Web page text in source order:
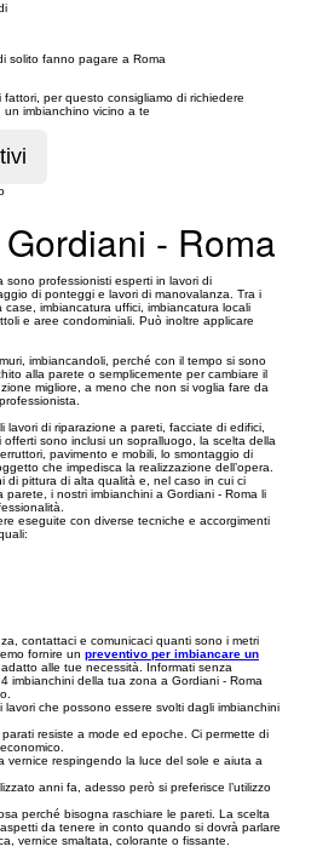
solito fanno pagare a Roma
per questo consigliamo di richiedere
imbianchino vicino a te
- Roma
sono professionisti esperti in lavori di
di ponteggi e lavori di manovalanza. Tra i
imbiancatura uffici, imbiancatura locali
e aree condominiali. Può inoltre applicare
imbiancandoli, perché con il tempo si sono
alla parete o semplicemente per cambiare il
migliore, a meno che non si voglia fare da
lavori di riparazione a pareti, facciate di edifici,
offerti sono inclusi un sopralluogo, la scelta della
pavimento e mobili, lo smontaggio di
che impedisca la realizzazione dell’opera.
di pittura di alta qualità e, nel caso in cui ci
parete, i nostri imbianchini a Gordiani - Roma li
eseguite con diverse tecniche e accorgimenti
contattaci e comunicaci quanti sono i metri
fornire un preventivo per imbiancare un
alle tue necessità. Informati senza
imbianchini della tua zona a Gordiani - Roma
lavori che possono essere svolti dagli imbianchini
resiste a mode ed epoche. Ci permette di
vernice respingendo la luce del sole e aiuta a
anni fa, adesso però si preferisce l’utilizzo
perché bisogna raschiare le pareti. La scelta
da tenere in conto quando si dovrà parlare
vernice smaltata, colorante o fissante.